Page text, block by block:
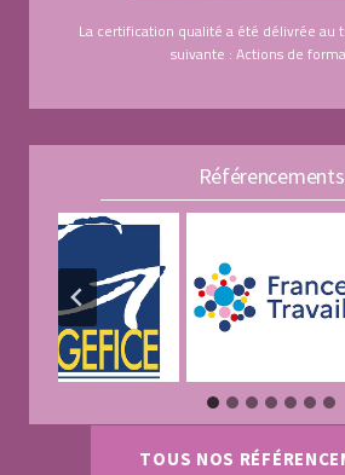
La certification qualité a été délivrée au
suivante : Actions de
Référencements
TOUS NOS